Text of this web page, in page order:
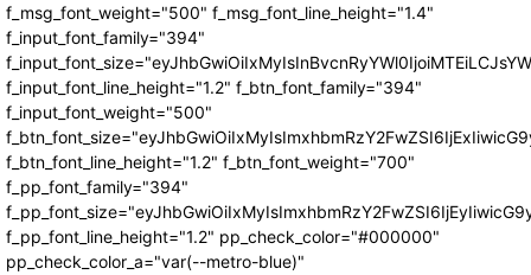
f_msg_font_weight="500" f_msg_font_line_height="1.4"
f_input_font_family="394"
f_input_font_line_height="1.2" f_btn_font_family="394"
f_input_font_weight="500"
f_btn_font_line_height="1.2" f_btn_font_weight="700"
f_pp_font_family="394"
f_pp_font_line_height="1.2" pp_check_color="#000000"
pp_check_color_a="var(--metro-blue)"